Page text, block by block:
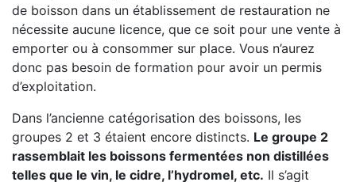
de boisson dans un établissement de restauration ne
nécessite aucune licence, que ce soit pour une vente à
emporter ou à consommer sur place. Vous n’aurez
donc pas besoin de formation pour avoir un permis
d’exploitation.
Dans l’ancienne catégorisation des boissons, les
groupes 2 et 3 étaient encore distincts. Le groupe 2
rassemblait les boissons fermentées non distillées
telles que le vin, le cidre, l’hydromel, etc. Il s’agit